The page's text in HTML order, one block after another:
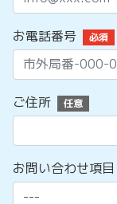
お電話番号 必須
ご住所 任意
お問い合わせ項目